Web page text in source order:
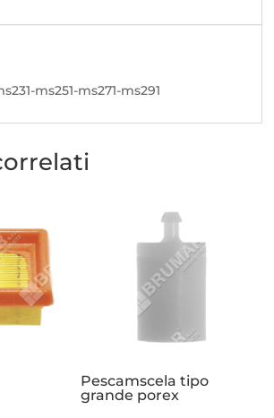
ms251-ms271-ms291
Pescamscela tipo
grande porex